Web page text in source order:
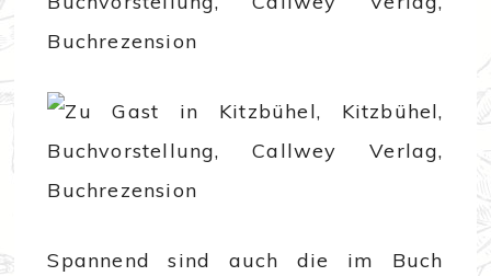
Spannend sind auch die im Buch